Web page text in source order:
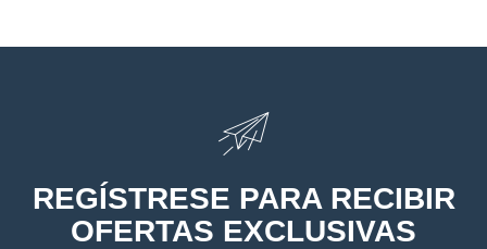
REGÍSTRESE PARA RECIBIR
OFERTAS EXCLUSIVAS